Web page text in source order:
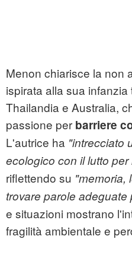
Menon chiarisce la non
ispirata alla sua
Thailandia e Australia,
passione per barriere
L'autrice ha "intrecciato
ecologico con il lutto per
riflettendo su "memoria,
trovare parole adeguate
e situazioni mostrano
fragilità ambientale e